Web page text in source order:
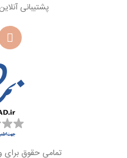
پشتیبانی آنلاین:
تمامی حقوق برای